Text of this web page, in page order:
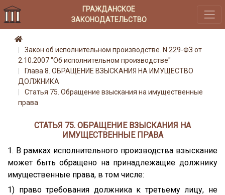
ГРАЖДАНСКОЕ
ЗАКОНОДАТЕЛЬСТВО
Закон об исполнительном производстве. N 229-ФЗ от
2.10.2007 "Об исполнительном производстве"
Глава 8. ОБРАЩЕНИЕ ВЗЫСКАНИЯ НА ИМУЩЕСТВО
ДОЛЖНИКА
Статья 75. Обращение взыскания на имущественные
права
СТАТЬЯ 75. ОБРАЩЕНИЕ ВЗЫСКАНИЯ НА
ИМУЩЕСТВЕННЫЕ ПРАВА
1. В рамках исполнительного производства взыскание
может быть обращено на принадлежащие должнику
имущественные права, в том числе:
1) право требования должника к третьему лицу, не